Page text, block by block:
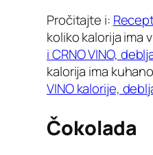
Pročitajte i:
koliko kalorija ima
i CRNO VINO,
kalorija ima
VINO kalorije,
Čokolada